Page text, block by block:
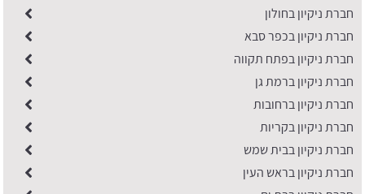
חברת ניקיון בחולון
חברת ניקיון בכפר סבא
חברת ניקיון בפתח תקווה
חברת ניקיון ברמת גן
חברת ניקיון ברחובות
חברת ניקיון בקריות
חברת ניקיון בבית שמש
חברת ניקיון בראש העין